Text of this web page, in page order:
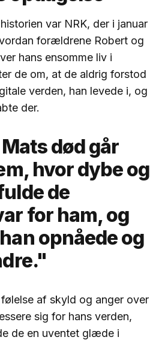
var NRK, der i januar
forældrene Robert og
hans ensomme liv i
de om, at de aldrig forstod
verden, han levede i, og
der.
død går
hvor dybe og
de
for ham, og
opnåede og
af skyld og anger over
sig for hans verden,
de en uventet glæde i